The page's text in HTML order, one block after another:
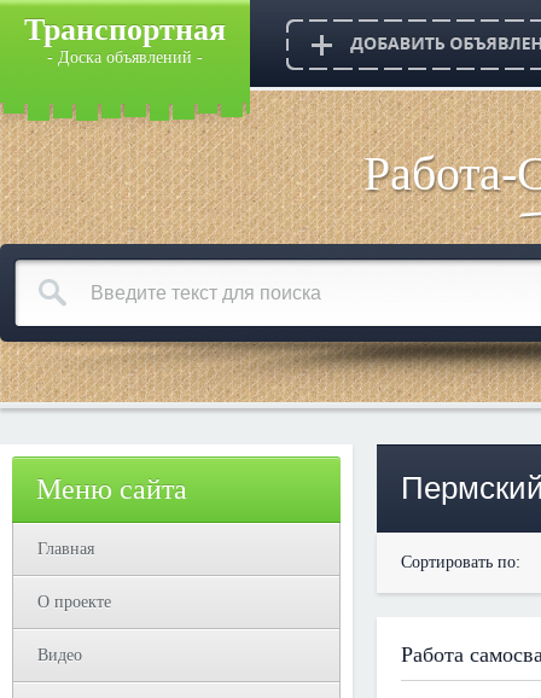
Транспортная
- Доска объявлений -
Меню сайта
Главная
О проекте
Видео
Сортировать по:
Работа